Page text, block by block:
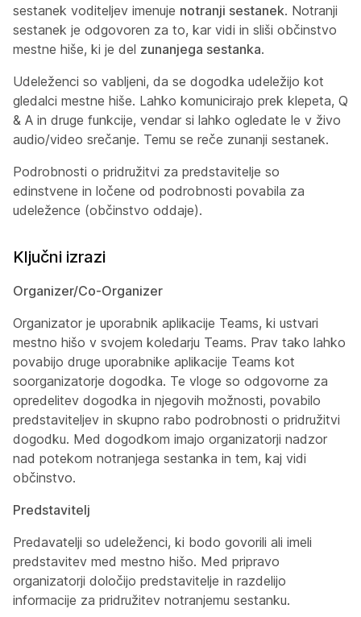
sestanek voditeljev imenuje notranji sestanek. Notranji
sestanek je odgovoren za to, kar vidi in sliši občinstvo
mestne hiše, ki je del zunanjega sestanka.
Udeleženci so vabljeni, da se dogodka udeležijo kot
gledalci mestne hiše. Lahko komunicirajo prek klepeta, Q
& A in druge funkcije, vendar si lahko ogledate le v živo
audio/video srečanje. Temu se reče zunanji sestanek.
Podrobnosti o pridružitvi za predstavitelje so
edinstvene in ločene od podrobnosti povabila za
udeležence (občinstvo oddaje).
Ključni izrazi
Organizer/Co-Organizer
Organizator je uporabnik aplikacije Teams, ki ustvari
mestno hišo v svojem koledarju Teams. Prav tako lahko
povabijo druge uporabnike aplikacije Teams kot
soorganizatorje dogodka. Te vloge so odgovorne za
opredelitev dogodka in njegovih možnosti, povabilo
predstaviteljev in skupno rabo podrobnosti o pridružitvi
dogodku. Med dogodkom imajo organizatorji nadzor
nad potekom notranjega sestanka in tem, kaj vidi
občinstvo.
Predstavitelj
Predavatelji so udeleženci, ki bodo govorili ali imeli
predstavitev med mestno hišo. Med pripravo
organizatorji določijo predstavitelje in razdelijo
informacije za pridružitev notranjemu sestanku.